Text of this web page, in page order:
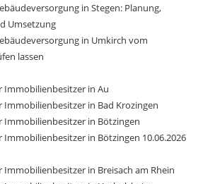
in Stegen: Planung,
Umsetzung
in Umkirch vom
lassen
in Au
in Bad Krozingen
in Bötzingen
in Bötzingen 10.06.2026
in Breisach am Rhein